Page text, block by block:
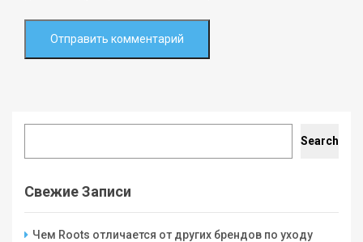
Search
Свежие Записи
Чем Roots отличается от других брендов по уходу